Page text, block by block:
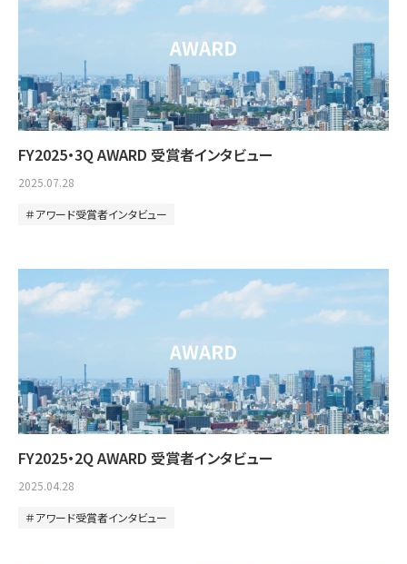
FY2025・3Q AWARD 受賞者インタビュー
2025.07.28
アワード受賞者インタビュー
FY2025・2Q AWARD 受賞者インタビュー
2025.04.28
アワード受賞者インタビュー